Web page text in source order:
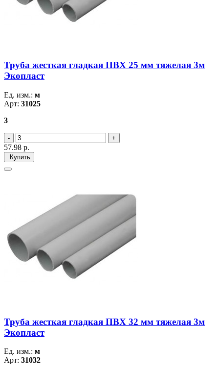
Труба жесткая гладкая ПВХ 25 мм тяжелая 3м
Экопласт
Ед. изм.: м
Арт: 31025
3
57.98 р.
Купить
Труба жесткая гладкая ПВХ 32 мм тяжелая 3м
Экопласт
Ед. изм.: м
Арт: 31032